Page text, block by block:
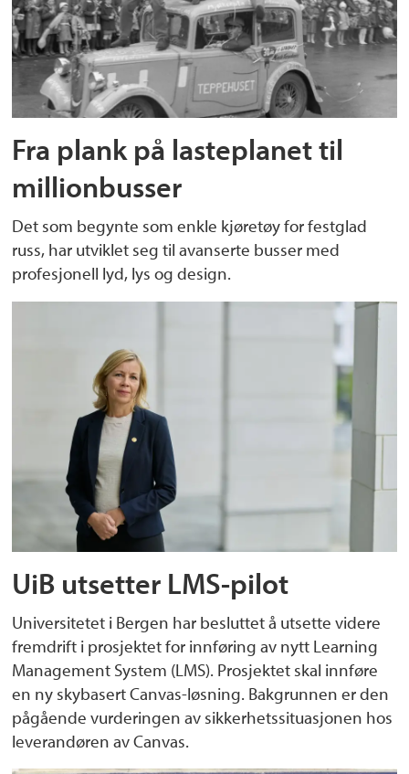
Fra plank på lasteplanet til
millionbusser
Det som begynte som enkle kjøretøy for festglad
russ, har utviklet seg til avanserte busser med
profesjonell lyd, lys og design.
UiB utsetter LMS-pilot
Universitetet i Bergen har besluttet å utsette videre
fremdrift i prosjektet for innføring av nytt Learning
Management System (LMS). Prosjektet skal innføre
en ny skybasert Canvas-løsning. Bakgrunnen er den
pågående vurderingen av sikkerhetssituasjonen hos
leverandøren av Canvas.